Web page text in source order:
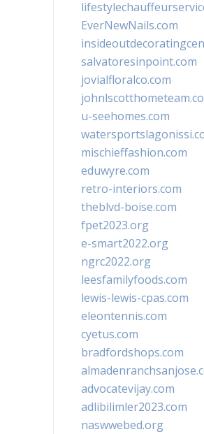
EverNewNails.com
salvatoresinpoint.com
jovialfloralco.com
u-seehomes.com
mischieffashion.com
eduwyre.com
retro-interiors.com
theblvd-boise.com
fpet2023.org
e-smart2022.org
ngrc2022.org
leesfamilyfoods.com
lewis-lewis-cpas.com
eleontennis.com
cyetus.com
bradfordshops.com
advocatevijay.com
adlibilimler2023.com
naswwebed.org